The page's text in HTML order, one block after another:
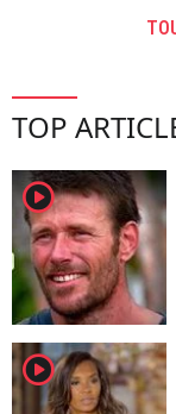
TOP
player2
player2